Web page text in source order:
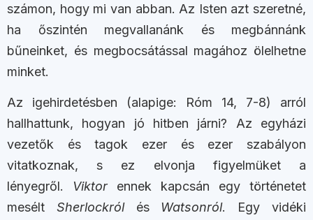
számon, hogy mi van abban. Az Isten azt szeretné,
ha őszintén megvallanánk és megbánnánk
bűneinket, és megbocsátással magához ölelhetne
minket.
Az igehirdetésben (alapige: Róm 14, 7-8) arról
hallhattunk, hogyan jó hitben járni? Az egyházi
vezetők és tagok ezer és ezer szabályon
vitatkoznak, s ez elvonja figyelmüket a
lényegről. Viktorennek kapcsán egy történetet
mesélt Sherlockrólés Watsonról. Egy vidéki